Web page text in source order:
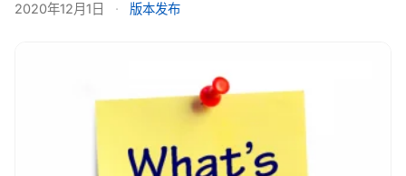
2020年12月1日 · 版本发布